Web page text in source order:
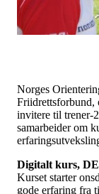
Norges
Friidrettsforbund,
invitere til trener-
samarbeider om
Digitalt kurs,
Kurset starter
gode erfaring fra